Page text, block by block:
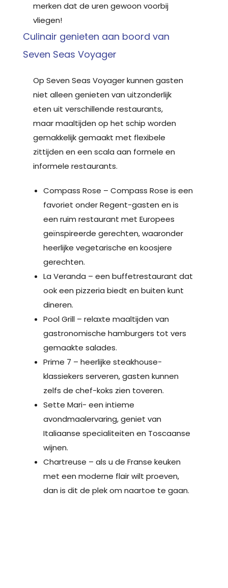
merken dat de uren gewoon voorbij
vliegen!
Culinair genieten aan boord van
Seven Seas Voyager
Op Seven Seas Voyager kunnen gasten
niet alleen genieten van uitzonderlijk
eten uit verschillende restaurants,
maar maaltijden op het schip worden
gemakkelijk gemaakt met flexibele
zittijden en een scala aan formele en
informele restaurants.
Compass Rose – Compass Rose is een
favoriet onder Regent-gasten en is
een ruim restaurant met Europees
geïnspireerde gerechten, waaronder
heerlijke vegetarische en koosjere
gerechten.
La Veranda – een buffetrestaurant dat
ook een pizzeria biedt en buiten kunt
dineren.
Pool Grill – relaxte maaltijden van
gastronomische hamburgers tot vers
gemaakte salades.
Prime 7 – heerlijke steakhouse-
klassiekers serveren, gasten kunnen
zelfs de chef-koks zien toveren.
Sette Mari- een intieme
avondmaalervaring, geniet van
Italiaanse specialiteiten en Toscaanse
wijnen.
Chartreuse – als u de Franse keuken
met een moderne flair wilt proeven,
dan is dit de plek om naartoe te gaan.